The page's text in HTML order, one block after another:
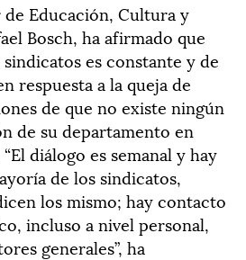
de Educación, Cultura y
Bosch, ha afirmado que
es constante y de
respuesta a la queja de
de que no existe ningún
de su departamento en
diálogo es semanal y hay
de los sindicatos,
los mismo; hay contacto
incluso a nivel personal,
generales”, ha